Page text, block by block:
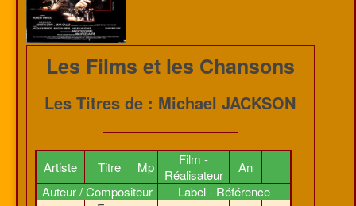
Les Films et les Chansons
Les Titres de : Michael JACKSON
Artiste Titre Mp
Film -
Réalisateur
An
Auteur / Compositeur
Label - Référence